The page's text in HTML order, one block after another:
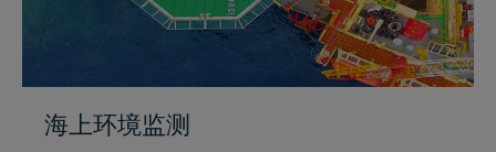
海上环境监测